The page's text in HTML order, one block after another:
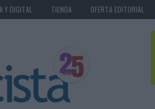
Y DIGITAL TIENDA OFERTA EDITORIAL